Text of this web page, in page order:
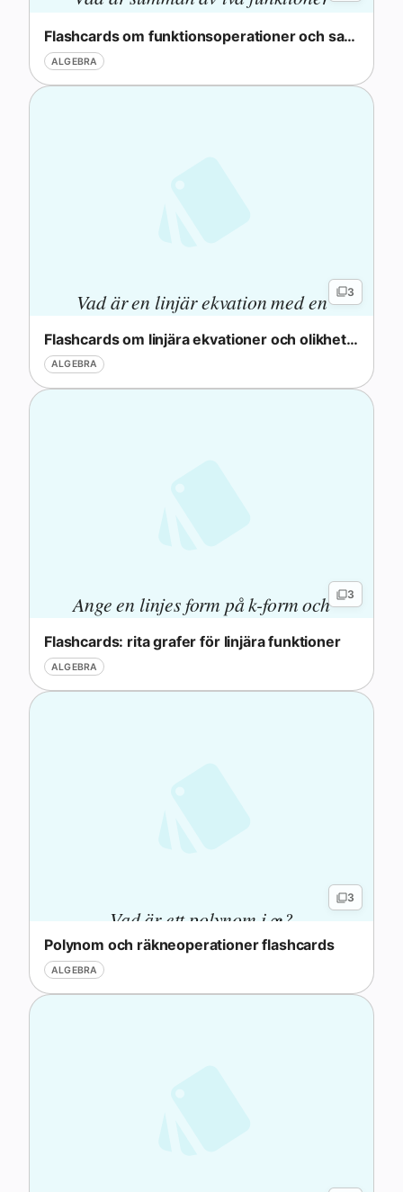
din
första
fråga
(f+g)(x)
(f + g)(x) Flashcards om funktionsoperationer och sammansättning
ALGEBRA
Vad är en linjär ekvation med en
variabel?
3
Flashcards om linjära ekvationer och olikheter
ALGEBRA
Ange en linjes form på k-form och
identifiera varje parameter.
3
Flashcards: rita grafer för linjära funktioner
ALGEBRA
Vad är ett polynom ix
x ?
3
Polynom och räkneoperationer flashcards
ALGEBRA